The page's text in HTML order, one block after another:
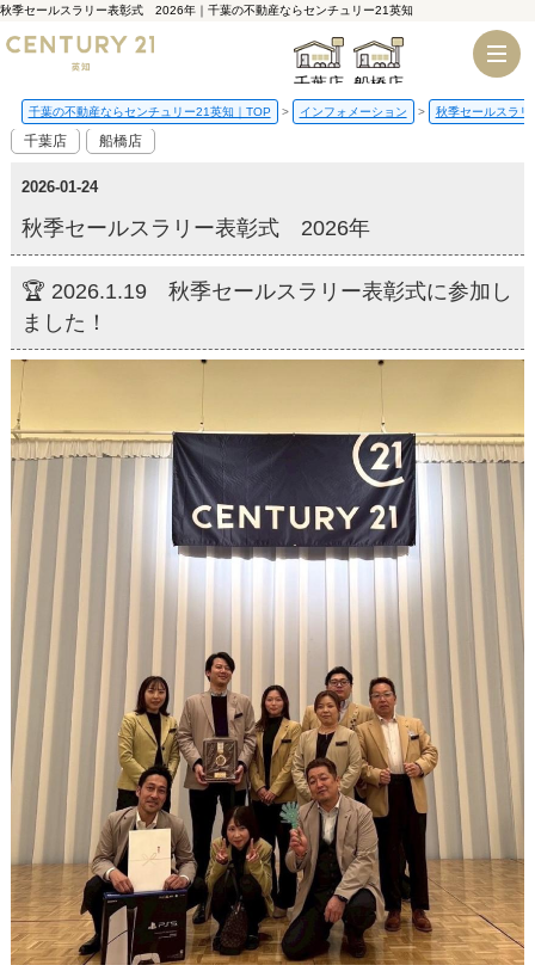
秋季セールスラリー表彰式 2026年｜千葉の不動産ならセンチュリー21英知
千葉店 船橋店
千葉の不動産ならセンチュリー21英知｜TOP インフォメーション 秋季セールスラ
千葉店 船橋店
2026-01-24
秋季セールスラリー表彰式 2026年
🏆 2026.1.19 秋季セールスラリー表彰式に参加し
ました！